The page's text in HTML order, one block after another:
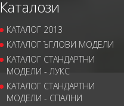
Каталози
КАТАЛОГ 2013
КАТАЛОГ ЪГЛОВИ МОДЕЛИ
КАТАЛОГ СТАНДАРТНИ
МОДЕЛИ - ЛУКС
КАТАЛОГ СТАНДАРТНИ
МОДЕЛИ - СПАЛНИ